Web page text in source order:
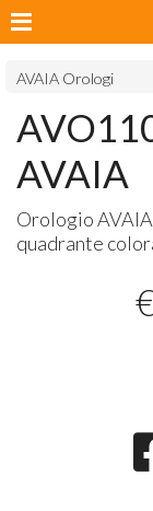
AVAIA Orologi
AVAIA
OrologioAVAIA
quadrante